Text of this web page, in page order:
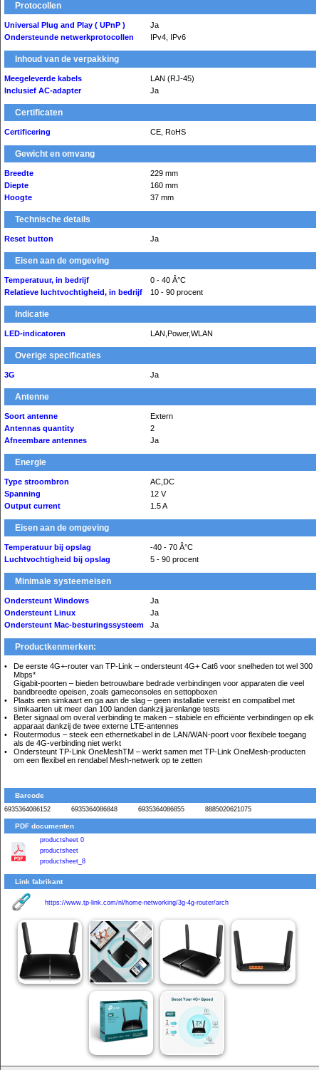
Protocollen
Universal Plug and Play ( UPnP )
Ja
Ondersteunde netwerkprotocollen
IPv4, IPv6
Inhoud van de verpakking
Meegeleverde kabels
LAN (RJ-45)
Inclusief AC-adapter
Ja
Certificaten
Certificering CE, RoHS
Gewicht en omvang
Breedte
229 mm
Diepte
160 mm
Hoogte
37 mm
Technische details
Reset button Ja
Eisen aan de omgeving
Temperatuur, in bedrijf
0 - 40 Â°C
Relatieve luchtvochtigheid, in bedrijf
10 - 90 procent
Indicatie
LED-indicatoren LAN,Power,WLAN
Overige specificaties
3G Ja
Antenne
Soort antenne
Extern
Antennas quantity
2
Afneembare antennes
Ja
Energie
Type stroombron
AC,DC
Spanning
12 V
Output current
1.5 A
Eisen aan de omgeving
Temperatuur bij opslag
-40 - 70 Â°C
Luchtvochtigheid bij opslag
5 - 90 procent
Minimale systeemeisen
Ondersteunt Windows
Ja
Ondersteunt Linux
Ja
Ondersteunt Mac-besturingssysteem
Ja
Productkenmerken:
De eerste 4G+-router van TP-Link – ondersteunt 4G+ Cat6 voor snelheden tot wel 300
Mbps*
Gigabit-poorten – bieden betrouwbare bedrade verbindingen voor apparaten die veel
bandbreedte opeisen, zoals gameconsoles en settopboxen
Plaats een simkaart en ga aan de slag – geen installatie vereist en compatibel met
simkaarten uit meer dan 100 landen dankzij jarenlange tests
Beter signaal om overal verbinding te maken – stabiele en efficiënte verbindingen op elk
apparaat dankzij de twee externe LTE-antennes
Routermodus – steek een ethernetkabel in de LAN/WAN-poort voor flexibele toegang
als de 4G-verbinding niet werkt
Ondersteunt TP-Link OneMeshTM – werkt samen met TP-Link OneMesh-producten
om een flexibel en rendabel Mesh-netwerk op te zetten
Barcode
6935364086152 6935364086848 6935364086855 8885020621075
PDF documenten
productsheet 0
productsheet
productsheet_8
Link fabrikant
https://www.tp-link.com/nl/home-networking/3g-4g-router/arch